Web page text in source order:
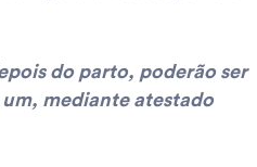
do parto, poderão ser
um, mediante atestado